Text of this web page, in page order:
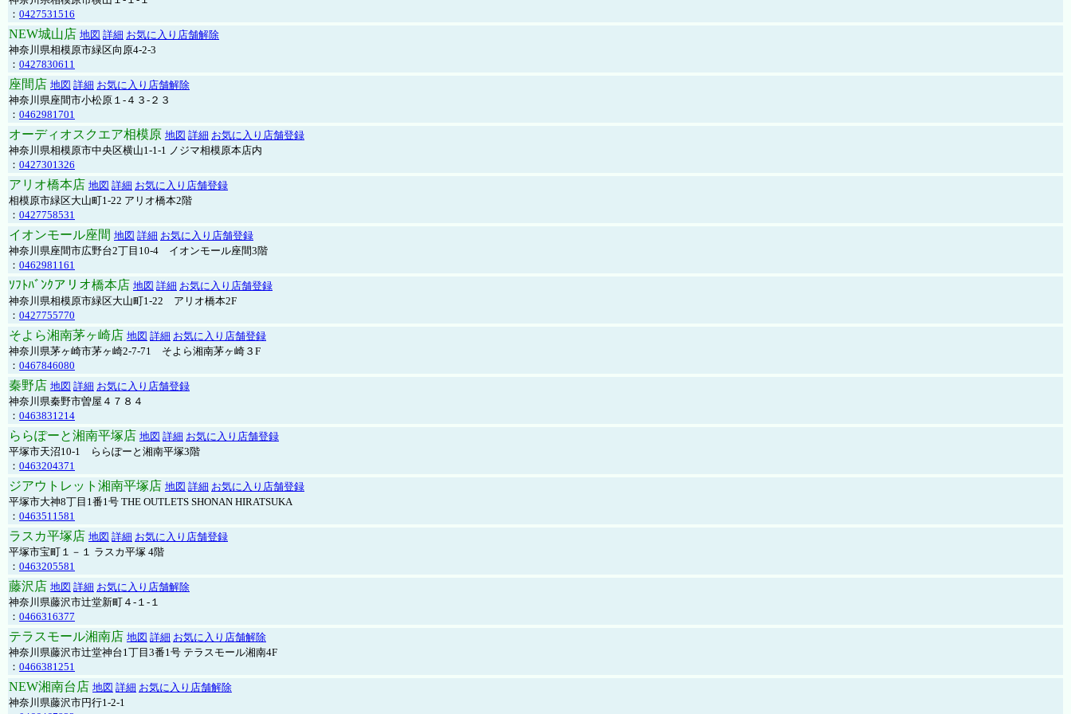
： 0427531516
NEW城山店 地図 詳細 お気に入り店舗解除
神奈川県相模原市緑区向原4-2-3
： 0427830611
座間店 地図 詳細 お気に入り店舗解除
神奈川県座間市小松原１-４３-２３
： 0462981701
オーディオスクエア相模原 地図 詳細 お気に入り店舗登録
神奈川県相模原市中央区横山1-1-1 ノジマ相模原本店内
： 0427301326
アリオ橋本店 地図 詳細 お気に入り店舗登録
相模原市緑区大山町1-22 アリオ橋本2階
： 0427758531
イオンモール座間 地図 詳細 お気に入り店舗登録
神奈川県座間市広野台2丁目10-4 イオンモール座間3階
： 0462981161
ｿﾌﾄﾊﾞﾝｸアリオ橋本店 地図 詳細 お気に入り店舗登録
神奈川県相模原市緑区大山町1-22 アリオ橋本2F
： 0427755770
そよら湘南茅ヶ崎店 地図 詳細 お気に入り店舗登録
神奈川県茅ヶ崎市茅ヶ崎2‐7‐71 そよら湘南茅ヶ崎３F
： 0467846080
秦野店 地図 詳細 お気に入り店舗登録
神奈川県秦野市曽屋４７８４
： 0463831214
ららぽーと湘南平塚店 地図 詳細 お気に入り店舗登録
平塚市天沼10-1 ららぽーと湘南平塚3階
： 0463204371
ジアウトレット湘南平塚店 地図 詳細 お気に入り店舗登録
平塚市大神8丁目1番1号 THE OUTLETS SHONAN HIRATSUKA
： 0463511581
ラスカ平塚店 地図 詳細 お気に入り店舗登録
平塚市宝町１－１ ラスカ平塚 4階
： 0463205581
藤沢店 地図 詳細 お気に入り店舗解除
神奈川県藤沢市辻堂新町４-１-１
： 0466316377
テラスモール湘南店 地図 詳細 お気に入り店舗解除
神奈川県藤沢市辻堂神台1丁目3番1号 テラスモール湘南4F
： 0466381251
NEW湘南台店 地図 詳細 お気に入り店舗解除
神奈川県藤沢市円行1-2-1